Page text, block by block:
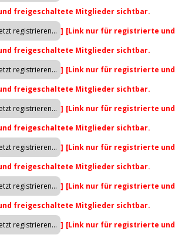
freigeschaltete Mitglieder sichtbar.
] [Link nur für registrierte und
freigeschaltete Mitglieder sichtbar.
] [Link nur für registrierte und
freigeschaltete Mitglieder sichtbar.
] [Link nur für registrierte und
freigeschaltete Mitglieder sichtbar.
] [Link nur für registrierte und
freigeschaltete Mitglieder sichtbar.
] [Link nur für registrierte und
freigeschaltete Mitglieder sichtbar.
] [Link nur für registrierte und